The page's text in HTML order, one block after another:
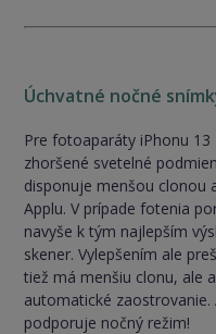
Úchvatné nočné
Pre fotoaparáty iPhonu
zhoršené svetelné
disponuje menšou clonou
Applu. V prípade fotenia
navyše k tým najlepším
skener. Vylepšením ale
tiež má menšiu clonu, ale
automatické
podporuje nočný režim!